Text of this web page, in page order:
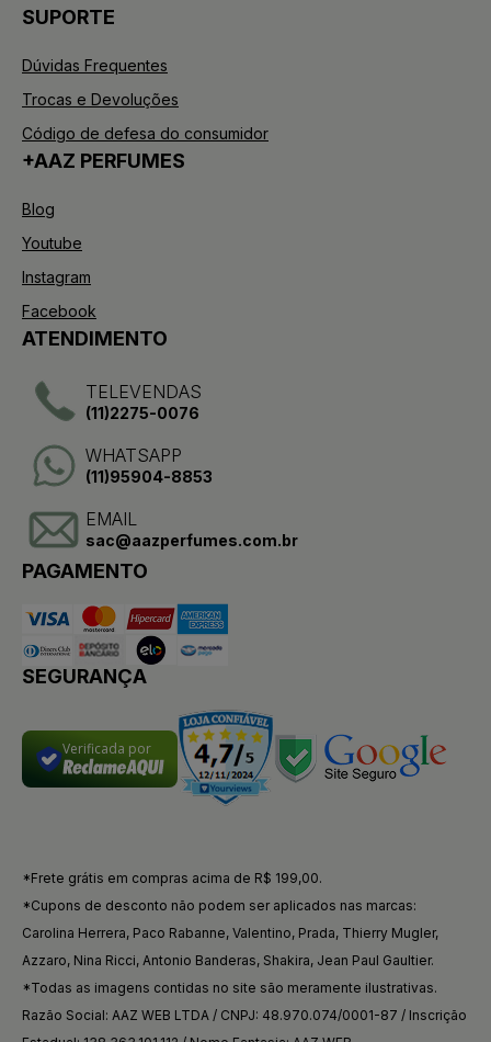
SUPORTE
Dúvidas Frequentes
Trocas e Devoluções
Código de defesa do consumidor
+AAZ PERFUMES
Blog
Youtube
Instagram
Facebook
ATENDIMENTO
TELEVENDAS
(11)2275-0076
WHATSAPP
(11)95904-8853
EMAIL
sac@aazperfumes.com.br
PAGAMENTO
SEGURANÇA
Verificada por
*Frete grátis em compras acima de R$ 199,00.
*Cupons de desconto não podem ser aplicados nas marcas:
Carolina Herrera, Paco Rabanne, Valentino, Prada, Thierry Mugler,
Azzaro, Nina Ricci, Antonio Banderas, Shakira, Jean Paul Gaultier.
*Todas as imagens contidas no site são meramente ilustrativas.
Razão Social: AAZ WEB LTDA / CNPJ: 48.970.074/0001-87 / Inscrição